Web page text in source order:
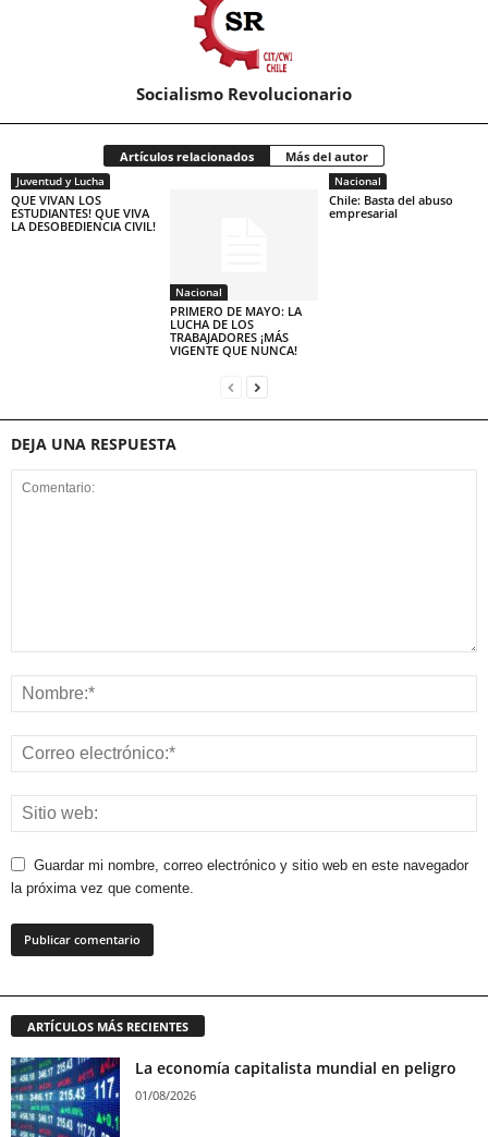
Socialismo Revolucionario
Artículos relacionados Más del autor
Juventud y Lucha
QUE VIVAN LOS
ESTUDIANTES! QUE VIVA
LA DESOBEDIENCIA CIVIL!
Nacional
PRIMERO DE MAYO: LA
LUCHA DE LOS
TRABAJADORES ¡MÁS
VIGENTE QUE NUNCA!
Nacional
Chile: Basta del abuso
empresarial
DEJA UNA RESPUESTA
Guardar mi nombre, correo electrónico y sitio web en este navegador
la próxima vez que comente.
ARTÍCULOS MÁS RECIENTES
La economía capitalista mundial en peligro
01/08/2026